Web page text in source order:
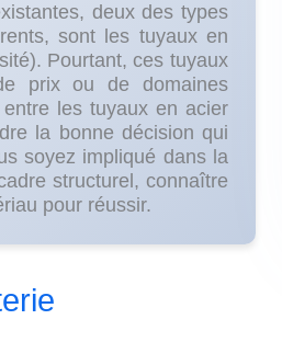
deux des types
sont les tuyaux en
Pourtant, ces tuyaux
prix ou de domaines
les tuyaux en acier
la bonne décision qui
soyez impliqué dans la
structurel, connaître
pour réussir.